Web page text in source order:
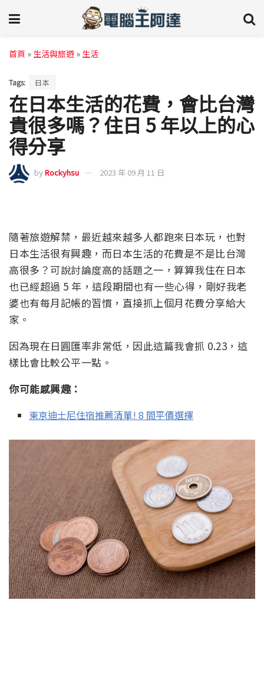
首頁 » 生活與旅遊 » 生活
Tags: 日本
在日本生活的花費，會比台灣
貴很多嗎？住日 5 年以上的心
得分享
byRockyhsu 2023 年 09 月 11 日
隨著旅遊解禁，最近越來越多人都跑來日本玩，也對
日本生活很有興趣，而日本生活的花費是不是比台灣
高很多？可說討論度高的話題之一，算算我住在日本
也已經超過 5 年，這段期間也有一些心得，剛好我老
婆也有每月記帳的習慣，直接抓上個月花費分享給大
家。
因為現在日圓匯率非常低，因此這篇我會抓 0.23，這
樣比會比較公平一點。
你可能感興趣：
東京迪士尼住宿推薦清單! 8 間平價選擇